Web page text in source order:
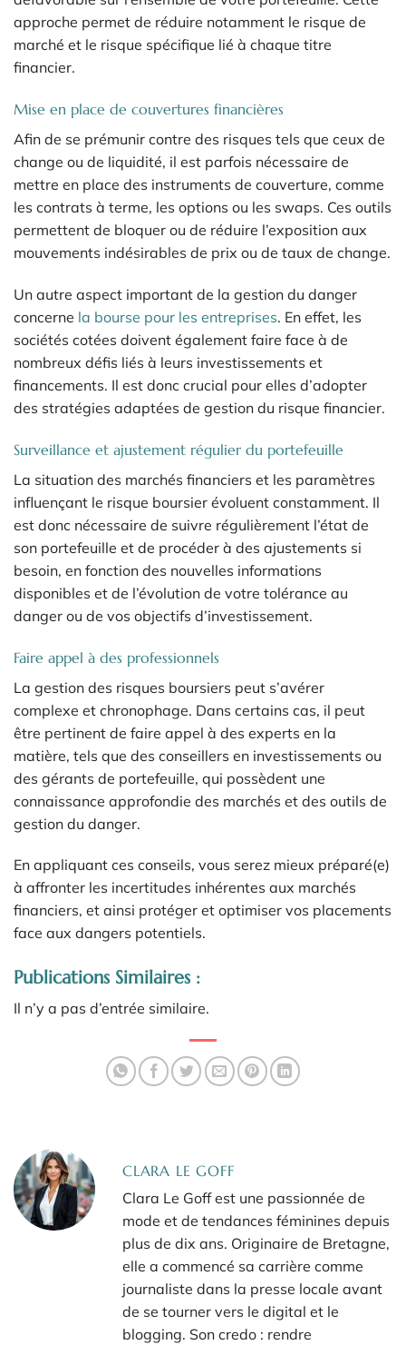
approche permet de réduire notamment le risque de
marché et le risque spécifique lié à chaque titre
financier.
Mise en place de couvertures financières
Afin de se prémunir contre des risques tels que ceux de
change ou de liquidité, il est parfois nécessaire de
mettre en place des instruments de couverture, comme
les contrats à terme, les options ou les swaps. Ces outils
permettent de bloquer ou de réduire l’exposition aux
mouvements indésirables de prix ou de taux de change.
Un autre aspect important de la gestion du danger
concerne la bourse pour les entreprises. En effet, les
sociétés cotées doivent également faire face à de
nombreux défis liés à leurs investissements et
financements. Il est donc crucial pour elles d’adopter
des stratégies adaptées de gestion du risque financier.
Surveillance et ajustement régulier du portefeuille
La situation des marchés financiers et les paramètres
influençant le risque boursier évoluent constamment. Il
est donc nécessaire de suivre régulièrement l’état de
son portefeuille et de procéder à des ajustements si
besoin, en fonction des nouvelles informations
disponibles et de l’évolution de votre tolérance au
danger ou de vos objectifs d’investissement.
Faire appel à des professionnels
La gestion des risques boursiers peut s’avérer
complexe et chronophage. Dans certains cas, il peut
être pertinent de faire appel à des experts en la
matière, tels que des conseillers en investissements ou
des gérants de portefeuille, qui possèdent une
connaissance approfondie des marchés et des outils de
gestion du danger.
En appliquant ces conseils, vous serez mieux préparé(e)
à affronter les incertitudes inhérentes aux marchés
financiers, et ainsi protéger et optimiser vos placements
face aux dangers potentiels.
Publications Similaires :
Il n’y a pas d’entrée similaire.
CLARA LE GOFF
Clara Le Goff est une passionnée de
mode et de tendances féminines depuis
plus de dix ans. Originaire de Bretagne,
elle a commencé sa carrière comme
journaliste dans la presse locale avant
de se tourner vers le digital et le
blogging. Son credo : rendre